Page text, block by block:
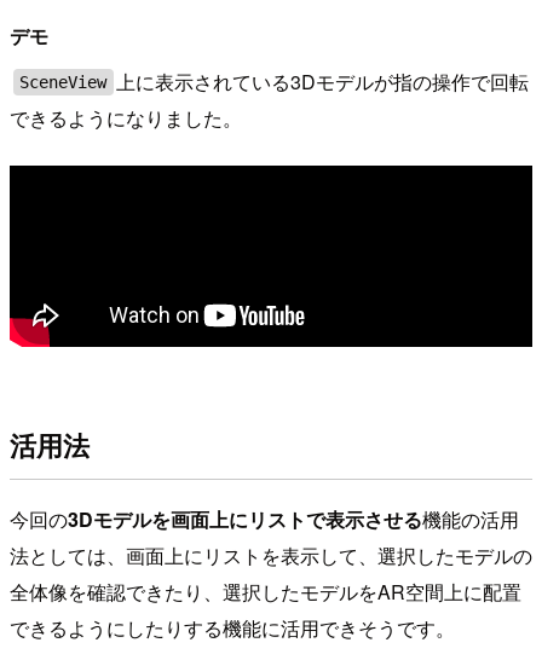
デモ
SceneView 上に表示されている3Dモデルが指の操作で回転
できるようになりました。
活用法
今回の3Dモデルを画面上にリストで表示させる機能の活用
法としては、画面上にリストを表示して、選択したモデルの
全体像を確認できたり、選択したモデルをAR空間上に配置
できるようにしたりする機能に活用できそうです。